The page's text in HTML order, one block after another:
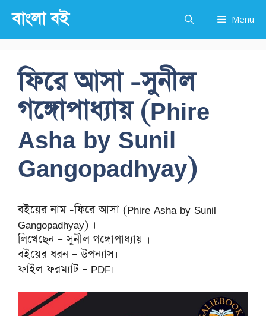
content
বাংলা বই Menu
ফিরে আসা -সুনীল
গঙ্গোপাধ্যায় (Phire
Asha by Sunil
Gangopadhyay)
বইয়ের নাম -ফিরে আসা (Phire Asha by Sunil
Gangopadhyay) ।
লিখেছেন – সুনীল গঙ্গোপাধ্যায় ।
বইয়ের ধরন – উপন্যাস।
ফাইল ফরম্যাট – PDF।